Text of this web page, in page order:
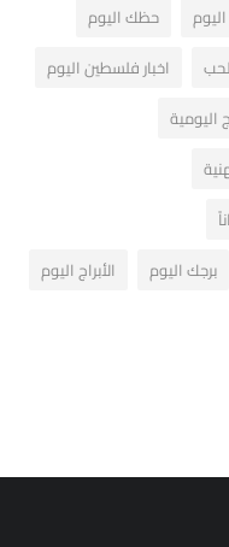
حظك اليوم
اخبار فلسطين اليوم
اليومية
برجك اليوم
الأبراج اليوم